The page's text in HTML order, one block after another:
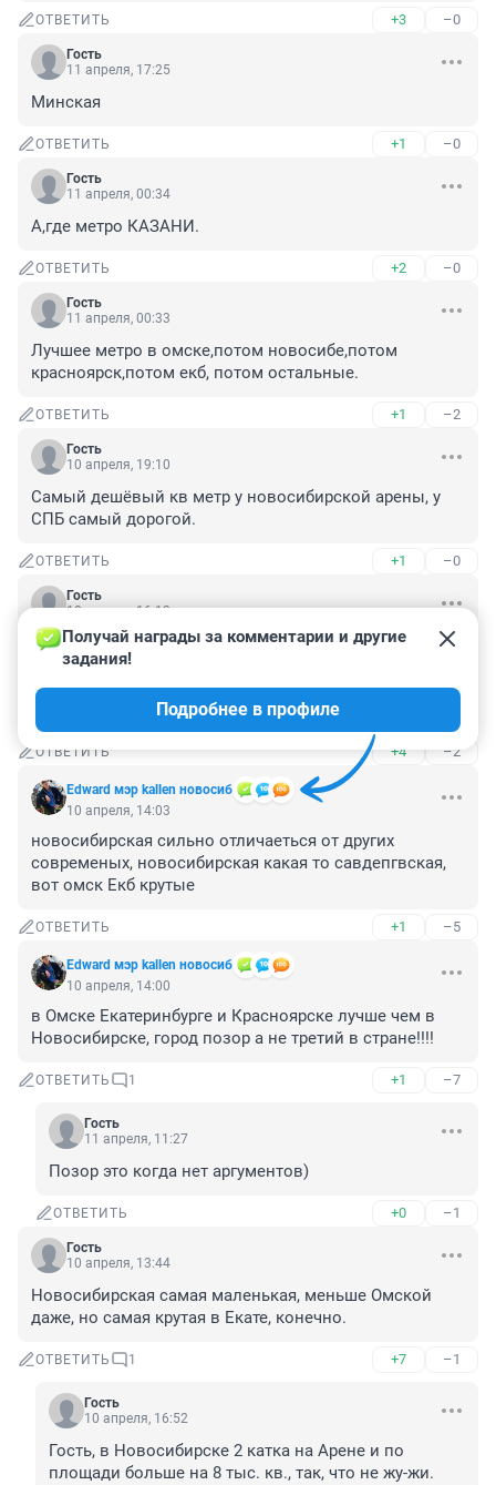
ОТВЕТИТЬ +3 –0
Гость
11 апреля, 17:25
Минская
ОТВЕТИТЬ +1 –0
Гость
11 апреля, 00:34
А,где метро КАЗАНИ.
ОТВЕТИТЬ +2 –0
Гость
11 апреля, 00:33
Лучшее метро в омске,потом новосибе,потом
красноярск,потом екб, потом остальные.
ОТВЕТИТЬ +1 –2
Гость
10 апреля, 19:10
Самый дешёвый кв метр у новосибирской арены, у
СПБ самый дорогой.
ОТВЕТИТЬ +1 –0
Гость
10 апреля, 16:13
Был во всех, самая крутая в Питере, потом в
Новосибе и ЕКБ, чуть хуже в Омске. Хотя разница
конечно небольшая. Всё отличные современные
ОТВЕТИТЬ +4 –2
Edward мэр kallen новосиб
Получай награды за комментарии и другие
задания!
Подробнее в профиле
10 апреля, 14:03
новосибирская сильно отличаеться от других
современых, новосибирская какая то савдепгвская,
вот омск Екб крутые
ОТВЕТИТЬ +1 –5
Edward мэр kallen новосиб
10 апреля, 14:00
в Омске Екатеринбурге и Красноярске лучше чем в
Новосибирске, город позор а не третий в стране!!!!
ОТВЕТИТЬ 1 +1 –7
Гость
11 апреля, 11:27
Позор это когда нет аргументов)
ОТВЕТИТЬ +0 –1
Гость
10 апреля, 13:44
Новосибирская самая маленькая, меньше Омской
даже, но самая крутая в Екате, конечно.
ОТВЕТИТЬ 1 +7 –1
Гость
10 апреля, 16:52
Гость, в Новосибирске 2 катка на Арене и по
площади больше на 8 тыс. кв., так, что не жу-жи.